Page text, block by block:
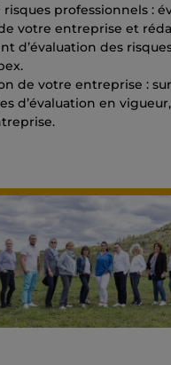
risques professionnels :
votre entreprise et
d’évaluation des
de votre entreprise :
d’évaluation en